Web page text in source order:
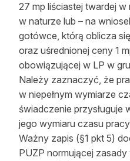
Kontakt
27 mp liściastej twardej
w naturze lub – na
gotówce, którą oblicza
oraz uśrednionej ceny 1
obowiązującej w LP w
Należy zaznaczyć, że
w niepełnym wymiarze
świadczenie przysługuje
jego wymiaru czasu
Ważny zapis (§1 pkt 5)
PUZP normującej